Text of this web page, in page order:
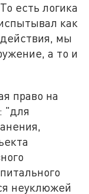
есть логика
как
мы
а то и
право на
"для
неуклюжей